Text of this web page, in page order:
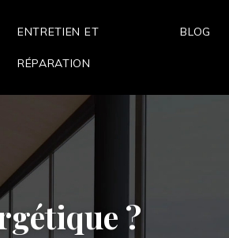
ENTRETIEN ET
RÉPARATION
BLOG
?